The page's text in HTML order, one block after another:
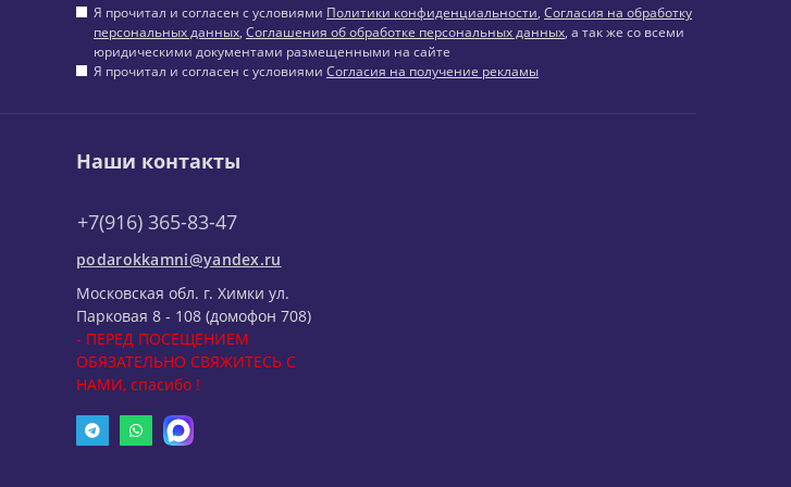
Я прочитал и согласен с условиями Политики конфиденциальности, Согласия на обработку
персональных данных, Соглашения об обработке персональных данных, а так же со всеми
юридическими документами размещенными на сайте
Я прочитал и согласен с условиями Согласия на получение рекламы
Наши контакты
+7(916) 365-83-47
podarokkamni@yandex.ru
Московская обл. г. Химки ул.
Парковая 8 - 108 (домофон 708)
- ПЕРЕД ПОСЕЩЕНИЕМ
ОБЯЗАТЕЛЬНО СВЯЖИТЕСЬ С
НАМИ, спасибо !